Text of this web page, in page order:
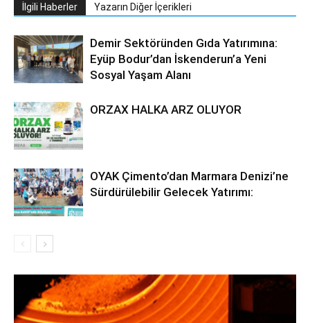
İlgili Haberler Yazarın Diğer İçerikleri
Demir Sektöründen Gıda Yatırımına:
Eyüp Bodur’dan İskenderun’a Yeni
Sosyal Yaşam Alanı
ORZAX HALKA ARZ OLUYOR
OYAK Çimento’dan Marmara Denizi’ne
Sürdürülebilir Gelecek Yatırımı: